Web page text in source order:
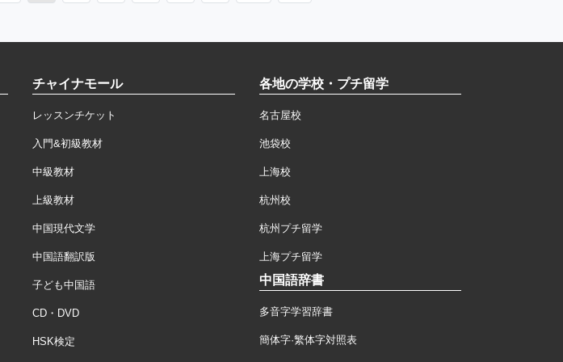
チャイナモール
レッスンチケット
入門&初級教材
中級教材
上級教材
中国現代文学
中国語翻訳版
子ども中国語
CD・DVD
HSK検定
各地の学校・プチ留学
名古屋校
池袋校
上海校
杭州校
杭州プチ留学
上海プチ留学
中国語辞書
多音字学習辞書
簡体字·繁体字対照表